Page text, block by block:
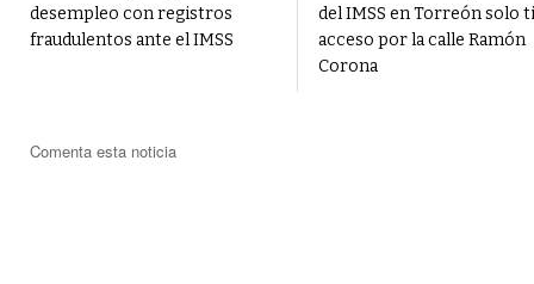
desempleo con registros
fraudulentos ante el IMSS
del IMSS en Torreón solo
acceso por la calle Ramón
Corona
Comenta esta noticia